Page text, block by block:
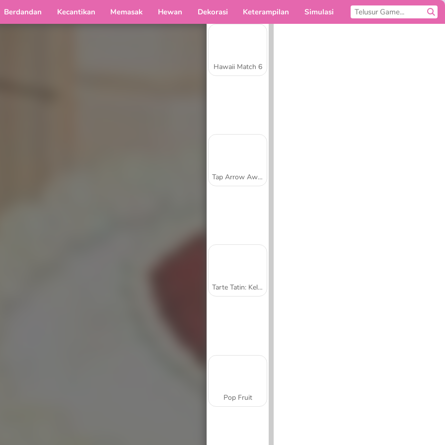
Berdandan Kecantikan Memasak Hewan Dekorasi Keterampilan Simulasi
Hawaii Match 6
Tap Arrow Away
Tarte Tatin: Kelas Memasak Sara
Pop Fruit